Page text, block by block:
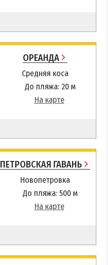
ОРЕАНДА
Средняя коса
До пляжа: 20 м
На карте
ПЕТРОВСКАЯ ГАВАНЬ
Новопетровка
До пляжа: 500 м
На карте